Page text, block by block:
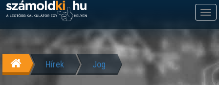
Hírek Jog